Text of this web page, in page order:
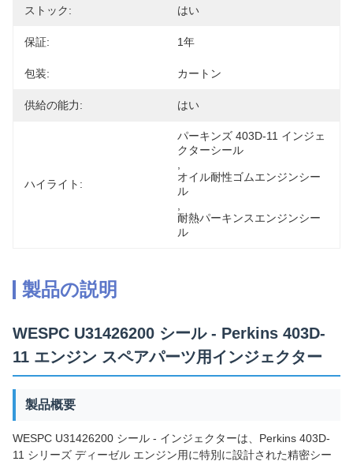
ストック: はい
保証: 1年
包装: カートン
供給の能力: はい
ハイライト:
パーキンズ 403D-11 インジェ
クターシール
オイル耐性ゴムエンジンシー
ル
耐熱パーキンスエンジンシー
ル
製品の説明
WESPC U31426200 シール - Perkins 403D-
11 エンジン スペアパーツ用インジェクター
製品概要
WESPC U31426200 シール - インジェクターは、Perkins 403D-
11 シリーズ ディーゼル エンジン用に特別に設計された精密シー